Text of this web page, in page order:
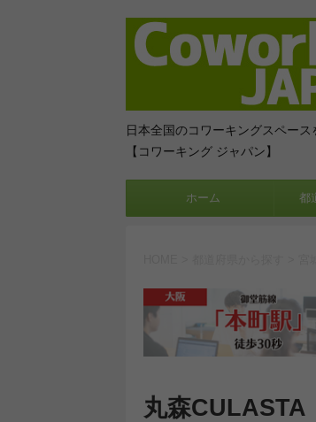
日本全国のコワーキングスペー
【コワーキング ジャパン】
ホーム 都
丸森CULASTA